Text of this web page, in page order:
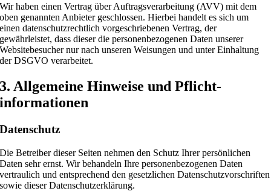
Wir haben einen Vertrag über Auftragsverarbeitung (AVV) mit dem
oben genannten Anbieter geschlossen. Hierbei handelt es sich um
einen datenschutzrechtlich vorgeschriebenen Vertrag, der
gewährleistet, dass dieser die personenbezogenen Daten unserer
Websitebesucher nur nach unseren Weisungen und unter Einhaltung
der DSGVO verarbeitet.
3. Allgemeine Hinweise und Pflicht­
informationen
Datenschutz
Die Betreiber dieser Seiten nehmen den Schutz Ihrer persönlichen
Daten sehr ernst. Wir behandeln Ihre personenbezogenen Daten
vertraulich und entsprechend den gesetzlichen Datenschutzvorschriften
sowie dieser Datenschutzerklärung.